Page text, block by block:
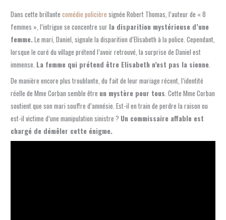
Dans cette brillantecomédie policièresignée Robert Thomas, l’auteur de « 8
femmes », l’intrigue se concentre sur la disparition mystérieuse d’une
femme.Le mari, Daniel, signale la disparition d’Elisabeth à la police. Cependant,
lorsque le curé du village prétend l’avoir retrouvé, la surprise de Daniel est
immense. La femme qui prétend être Elisabeth n’est pas la sienne.
De manière encore plus troublante, du fait de leur mariage récent, l’identité
réelle de Mme Corban semble être un mystère pour tous . Cette Mme Corban
soutient que son mari souffre d’amnésie. Est-il en train de perdre la raison ou
est-il victime d’une manipulation sinistre ? Un commissaire affable est
chargé de démêler cette énigme.